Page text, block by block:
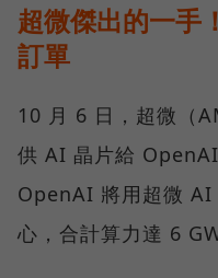
超微傑出的一手
訂單
10 月 6 日，超微（
供 AI 晶片給
OpenAI 將用超微 AI
心，合計算力達 6 GW